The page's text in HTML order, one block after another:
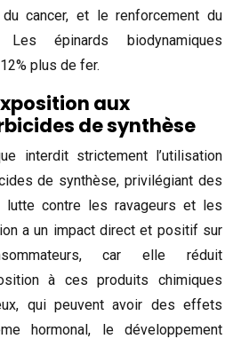
cancer, et le renforcement du
Les épinards biodynamiques
plus de fer.
aux
de synthèse
interdit strictement l’utilisation
de synthèse, privilégiant des
lutte contre les ravageurs et les
a un impact direct et positif sur
car elle réduit
à ces produits chimiques
qui peuvent avoir des effets
hormonal, le développement